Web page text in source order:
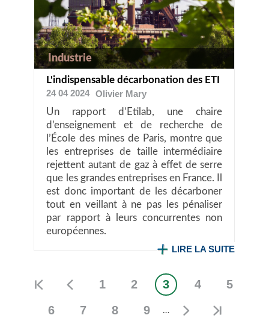
Industrie
L'indispensable décarbonation des ETI
24 04 2024 Olivier Mary
Un rapport d’Etilab, une chaire
d’enseignement et de recherche de
l’École des mines de Paris, montre que
les entreprises de taille intermédiaire
rejettent autant de gaz à effet de serre
que les grandes entreprises en France. Il
est donc important de les décarboner
tout en veillant à ne pas les pénaliser
par rapport à leurs concurrentes non
européennes.
LIRE LA SUITE
Pagination Page
1 Page
2
Page
courante
3 Page
4 Page
5
Page
6 Page
7 Page
8 Page
9 …